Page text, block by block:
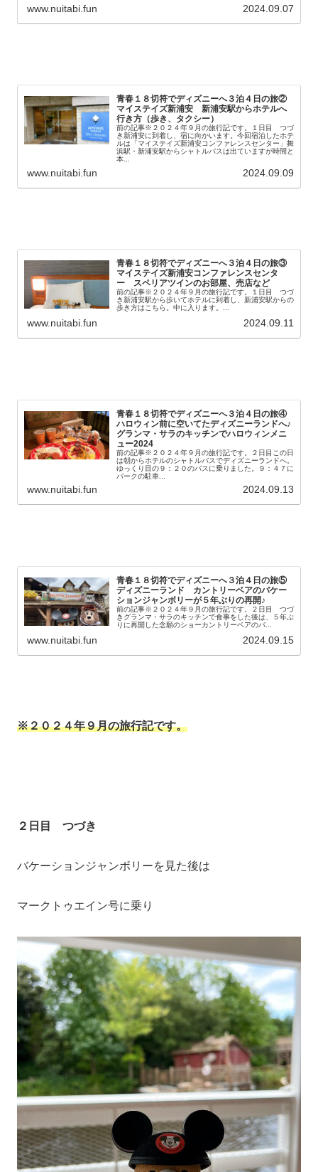
www.nuitabi.fun 2024.09.07
青春１８切符でディズニーへ３泊４日の旅②
マイステイズ新浦安 新浦安駅からホテルへ
行き方（歩き、タクシー）
前の記事※２０２４年９月の旅行記です。１日目 つづ
き新浦安に到着し、宿に向かいます。今回宿泊したホテ
ルは「マイステイズ新浦安コンファレンスセンター」舞
浜駅・新浦安駅からシャトルバスは出ていますが時間と
本...
www.nuitabi.fun 2024.09.09
青春１８切符でディズニーへ３泊４日の旅③
マイステイズ新浦安コンファレンスセンタ
ー スペリアツインのお部屋、売店など
前の記事※２０２４年９月の旅行記です。１日目 つづ
き新浦安駅から歩いてホテルに到着し、新浦安駅からの
歩き方はこちら。中に入ります。...
www.nuitabi.fun 2024.09.11
青春１８切符でディズニーへ３泊４日の旅④
ハロウィン前に空いてたディズニーランドへ♪
グランマ・サラのキッチンでハロウィンメニ
ュー2024
前の記事※２０２４年９月の旅行記です。２日目この日
は朝からホテルのシャトルバスでディズニーランドへ。
ゆっくり目の９：２０のバスに乗りました。９：４７に
パークの駐車...
www.nuitabi.fun 2024.09.13
青春１８切符でディズニーへ３泊４日の旅⑤
ディズニーランド カントリーベアのバケー
ションジャンボリーが５年ぶりの再開♪
前の記事※２０２４年９月の旅行記です。２日目 つづ
きグランマ・サラのキッチンで食事をした後は、５年ぶ
りに再開した念願のショーカントリーベアのバ...
www.nuitabi.fun 2024.09.15
※２０２４年９月の旅行記です。
２日目 つづき
バケーションジャンボリーを見た後は
マークトゥエイン号に乗り